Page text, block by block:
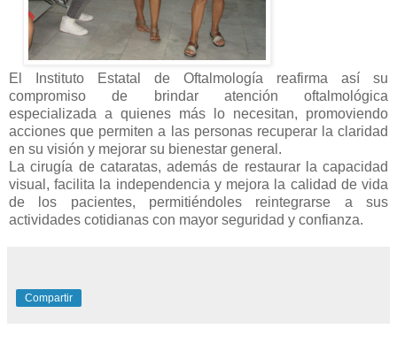
El Instituto Estatal de Oftalmología reafirma así su
compromiso de brindar atención oftalmológica
especializada a quienes más lo necesitan, promoviendo
acciones que permiten a las personas recuperar la claridad
en su visión y mejorar su bienestar general.
La cirugía de cataratas, además de restaurar la capacidad
visual, facilita la independencia y mejora la calidad de vida
de los pacientes, permitiéndoles reintegrarse a sus
actividades cotidianas con mayor seguridad y confianza.
Compartir